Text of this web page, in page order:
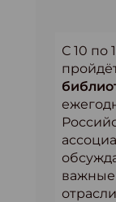
С 10 по